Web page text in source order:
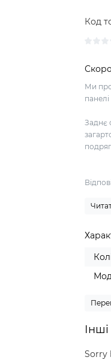
Код
Ми
Заднє
Sorry